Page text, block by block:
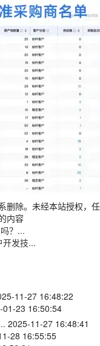
删除。未经本站授权，任
内容
？...
发技...
11-27 16:48:22
01-23 16:50:54
2025-11-27 16:48:41
28 16:55:55